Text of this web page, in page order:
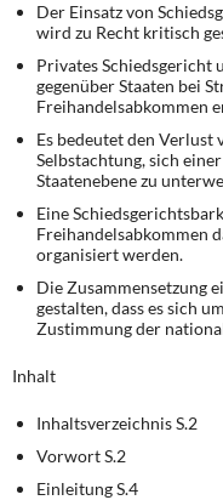
Öffentliche
Eurokrise und
DIE LINKE
Weitere Themen
Memo-Gruppe
Institut
Rosa-Luxemburg-
Über mich
Der Einsatz von
wird zu Recht kritisch
Privates Schiedsgericht
gegenüber Staaten bei
Freihandelsabkommen
Es bedeutet den
Selbstachtung, sich
Staatenebene zu
Eine
Freihandelsabkommen
organisiert werden.
Die Zusammensetzung
gestalten, dass es sich
Zustimmung der
Inhalt
Inhaltsverzeichnis S.2
Vorwort S.2
Einleitung S.4